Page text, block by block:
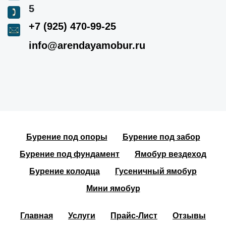
5
+7 (925) 470-99-25
info@arendayamobur.ru
Бурение под опоры
Бурение под забор
Бурение под фундамент
Ямобур вездеход
Бурение колодца
Гусеничный ямобур
Мини ямобур
Главная Услуги Прайс-Лист
Отзывы